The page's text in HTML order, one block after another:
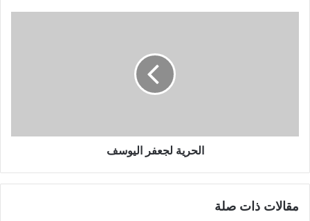
الحرية لجعفر اليوسف
مقالات ذات صلة